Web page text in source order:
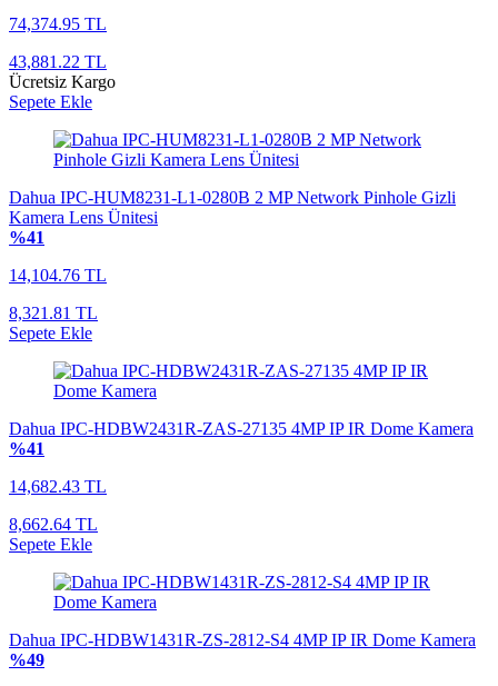
74,374.95 TL
43,881.22 TL
Ücretsiz Kargo
Sepete Ekle
Dahua IPC-HUM8231-L1-0280B 2 MP Network Pinhole Gizli
Kamera Lens Ünitesi
%41
14,104.76 TL
8,321.81 TL
Sepete Ekle
Dahua IPC-HDBW2431R-ZAS-27135 4MP IP IR Dome Kamera
%41
14,682.43 TL
8,662.64 TL
Sepete Ekle
Dahua IPC-HDBW1431R-ZS-2812-S4 4MP IP IR Dome Kamera
%49